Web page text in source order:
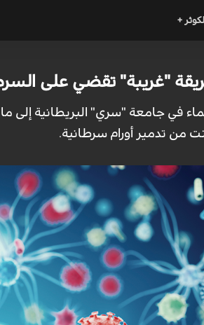
الكوثر +
"غريبة" تقضي على
في جامعة "سري" البريطانية إلى
من تدمير أورام سرطانية.